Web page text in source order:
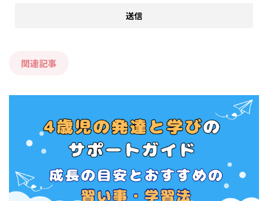
関連記事